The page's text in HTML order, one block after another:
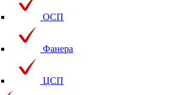
ОСП
Фанера
ЦСП